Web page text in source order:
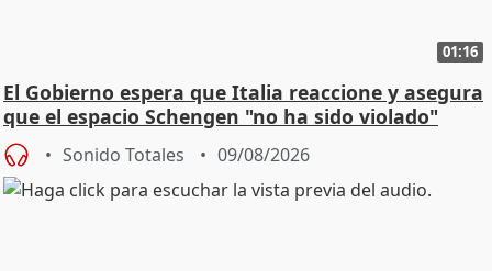
01:16
El Gobierno espera que Italia reaccione y asegura
que el espacio Schengen "no ha sido violado"
Sonido Totales 09/08/2026